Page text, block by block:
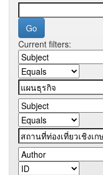
Current filters: